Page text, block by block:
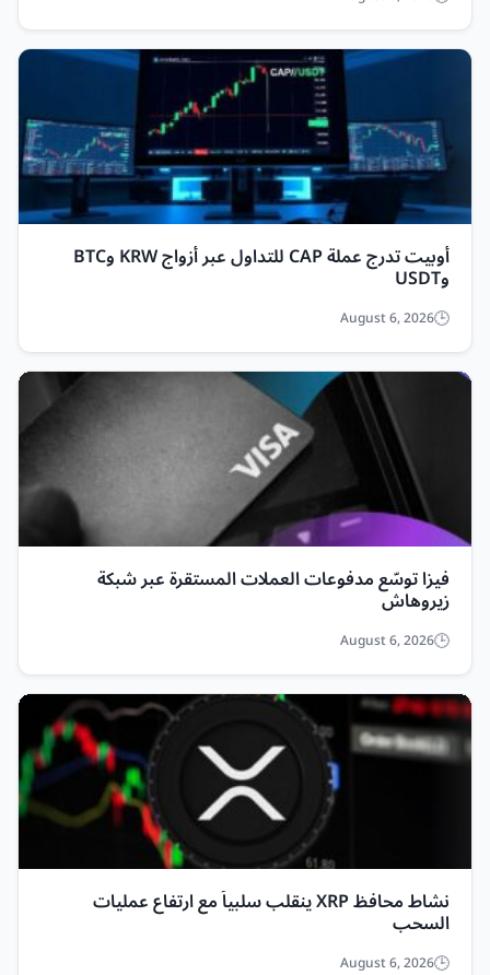
أوبيت تدرج عملة CAP للتداول عبر أزواج KRW وBTC
وUSDT
August 6, 2026
فيزا توسّع مدفوعات العملات المستقرة عبر شبكة
زيروهاش
August 6, 2026
نشاط محافظ XRP ينقلب سلبياً مع ارتفاع عمليات
السحب
August 6, 2026